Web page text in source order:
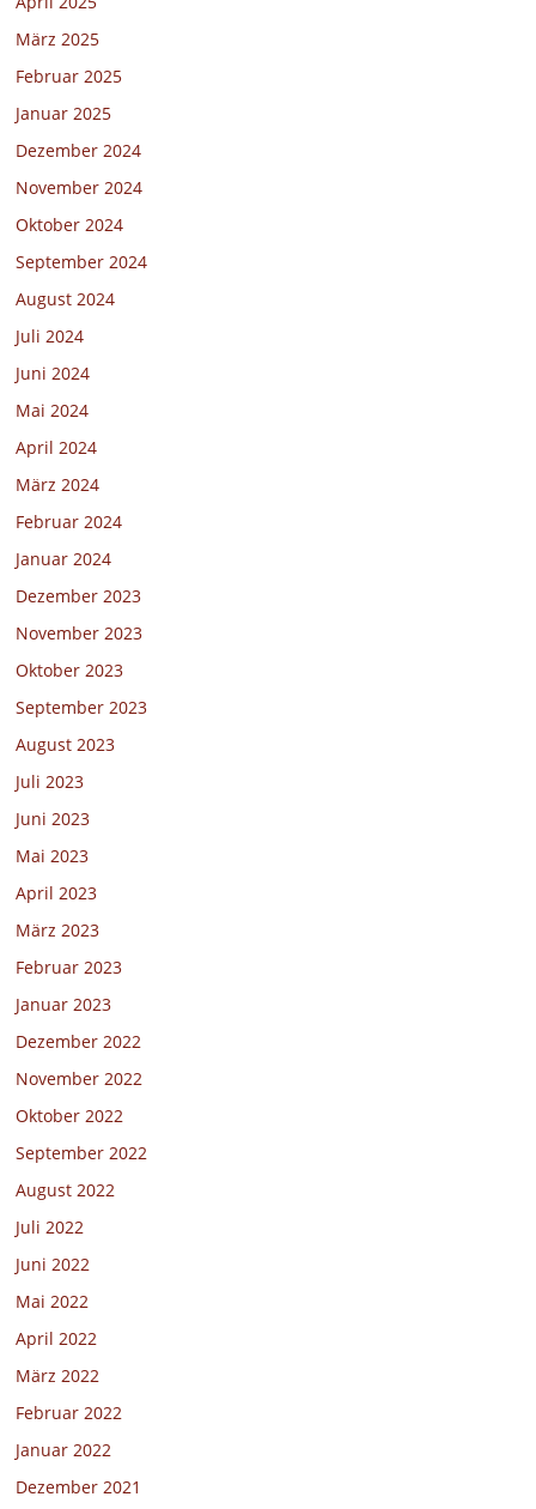
März 2025
Februar 2025
Januar 2025
Dezember 2024
November 2024
Oktober 2024
September 2024
August 2024
Juli 2024
Juni 2024
Mai 2024
April 2024
März 2024
Februar 2024
Januar 2024
Dezember 2023
November 2023
Oktober 2023
September 2023
August 2023
Juli 2023
Juni 2023
Mai 2023
April 2023
März 2023
Februar 2023
Januar 2023
Dezember 2022
November 2022
Oktober 2022
September 2022
August 2022
Juli 2022
Juni 2022
Mai 2022
April 2022
März 2022
Februar 2022
Januar 2022
Dezember 2021